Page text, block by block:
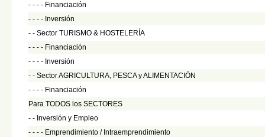
- - - - Financiación
- - - - Inversión
- - Sector TURISMO & HOSTELERÍA
- - - - Financiación
- - - - Inversión
- - Sector AGRICULTURA, PESCA y ALIMENTACIÓN
- - - - Financiación
Para TODOS los SECTORES
- - Inversión y Empleo
- - - - Emprendimiento / Intraemprendimiento